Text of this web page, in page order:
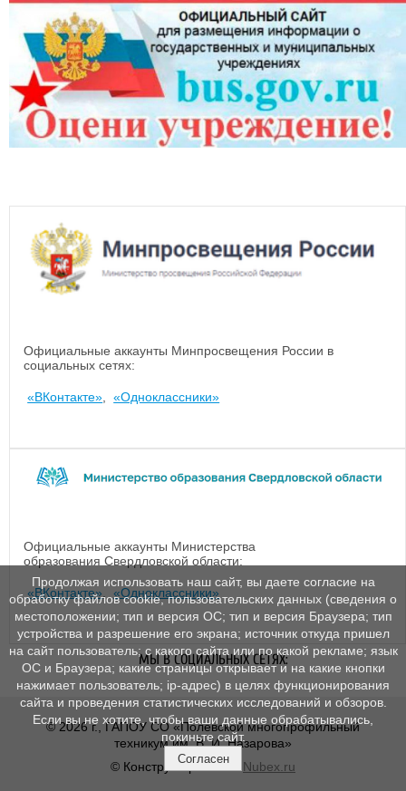
Официальные аккаунты Минпросвещения России в
социальных сетях:
«ВКонтакте» ,«Одноклассники»
Официальные аккаунты Министерства
образования Свердловской области:
«ВКонтакте» ,«Одноклассники»
МЫ В СОЦИАЛЬНЫХ СЕТЯХ:
© 2026 г., ГАПОУ СО «Полевской многопрофильный
техникум им. В. И. Назарова»
© Конструктор сайтов Nubex.ru
Продолжая использовать наш сайт, вы даете согласие на
обработку файлов cookie, пользовательских данных (сведения о
местоположении; тип и версия ОС; тип и версия Браузера; тип
устройства и разрешение его экрана; источник откуда пришел
на сайт пользователь; с какого сайта или по какой рекламе; язык
ОС и Браузера; какие страницы открывает и на какие кнопки
нажимает пользователь; ip-адрес) в целях функционирования
сайта и проведения статистических исследований и обзоров.
Если вы не хотите, чтобы ваши данные обрабатывались,
покиньте сайт.
Согласен